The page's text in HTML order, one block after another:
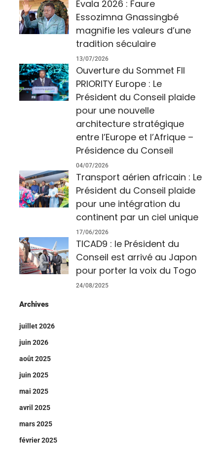
Evala 2026 : Faure
Essozimna Gnassingbé
magnifie les valeurs d’une
tradition séculaire
13/07/2026
Ouverture du Sommet FII
PRIORITY Europe : Le
Président du Conseil plaide
pour une nouvelle
architecture stratégique
entre l’Europe et l’Afrique –
Présidence du Conseil
04/07/2026
Transport aérien africain : Le
Président du Conseil plaide
pour une intégration du
continent par un ciel unique
17/06/2026
TICAD9 : le Président du
Conseil est arrivé au Japon
pour porter la voix du Togo
24/08/2025
Archives
juillet 2026
juin 2026
août 2025
juin 2025
mai 2025
avril 2025
mars 2025
février 2025